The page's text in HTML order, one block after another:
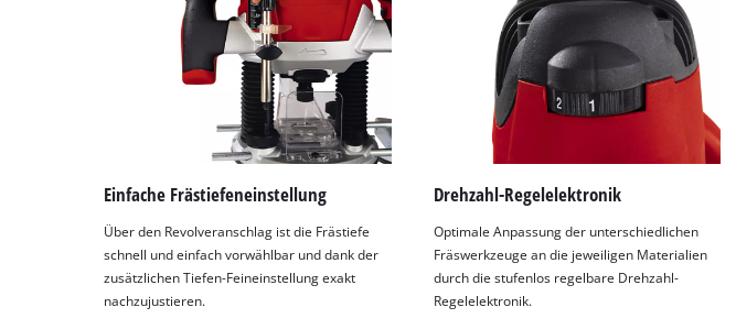
Einfache Frästiefeneinstellung
Über den Revolveranschlag ist die Frästiefe
schnell und einfach vorwählbar und dank der
zusätzlichen Tiefen-Feineinstellung exakt
nachzujustieren.
Drehzahl-Regelelektronik
Optimale Anpassung der unterschiedlichen
Fräswerkzeuge an die jeweiligen Materialien
durch die stufenlos regelbare Drehzahl-
Regelelektronik.